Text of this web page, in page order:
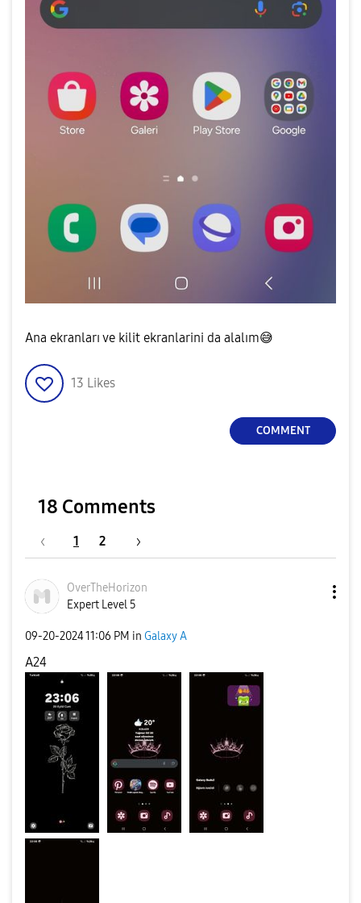
Ana ekranları ve kilit ekranlarini da alalım😅
13 Likes
COMMENT
18 Comments
1 2
OverTheHorizon
Expert Level 5
‎09-20-202411:06 PM in Galaxy A
A24